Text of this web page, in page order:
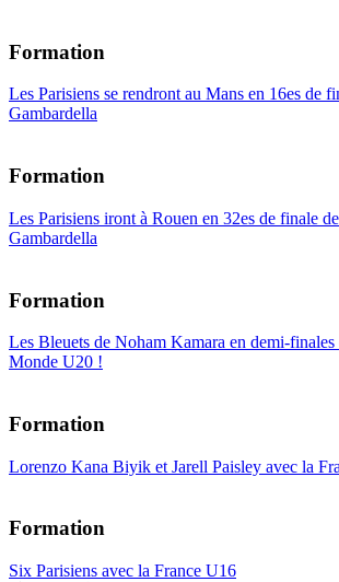
Formation
Les Parisiens se rendront au Mans en 16es de
Gambardella
Formation
Les Parisiens iront à Rouen en 32es de finale
Gambardella
Formation
Les Bleuets de Noham Kamara en demi-finales
Monde U20 !
Formation
Lorenzo Kana Biyik et Jarell Paisley avec la
Formation
Six Parisiens avec la France U16